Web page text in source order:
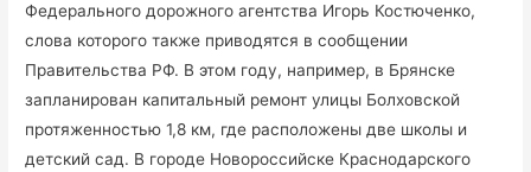
Федерального дорожного агентства Игорь Костюченко,
слова которого также приводятся в сообщении
Правительства РФ. В этом году, например, в Брянске
запланирован капитальный ремонт улицы Болховской
протяженностью 1,8 км, где расположены две школы и
детский сад. В городе Новороссийске Краснодарского